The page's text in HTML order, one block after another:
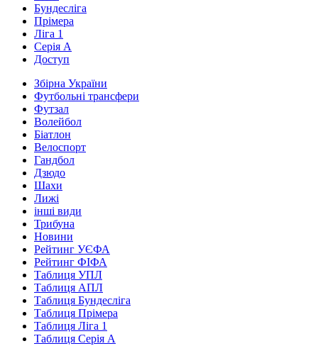
Бундесліга
Прімера
Ліга 1
Серія А
Доступ
Збірна України
Футбольні трансфери
Футзал
Волейбол
Біатлон
Велоспорт
Гандбол
Дзюдо
Шахи
Лижі
інші види
Трибуна
Новини
Рейтинг УЄФА
Рейтинг ФІФА
Таблиця УПЛ
Таблиця АПЛ
Таблиця Бундесліга
Таблиця Прімера
Таблиця Ліга 1
Таблиця Серія А